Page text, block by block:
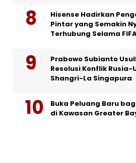
Hisense Hadirkan
Pintar yang Semakin
Terhubung Selama
Prabowo Subianto
Resolusi Konflik Rusia-
Shangri-La Singapura
Buka Peluang Baru
di Kawasan Greater